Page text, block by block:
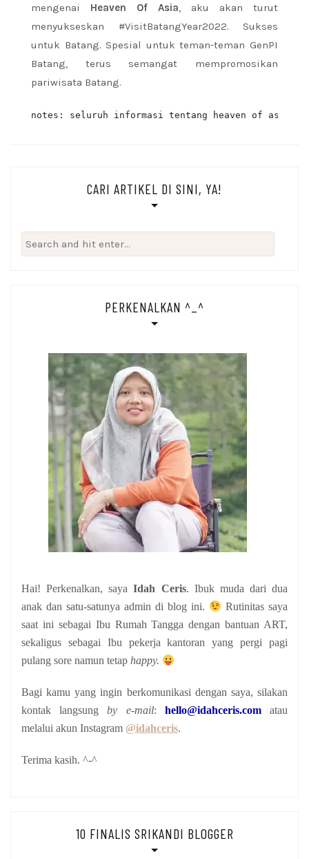
mengenai Heaven Of Asia , aku akan turut
menyukseskan #VisitBatangYear2022. Sukses
untuk Batang. Spesial untuk teman-teman GenPI
Batang, terus semangat mempromosikan
pariwisata Batang.
notes: seluruh informasi tentang heaven of asia
CARI ARTIKEL DI SINI, YA!
Search
for:
PERKENALKAN ^_^
Hai! Perkenalkan, sayaIdah Ceris. Ibuk muda dari dua
anak dan satu-satunya admin di blog ini.
Rutinitas saya
saat ini sebagai Ibu Rumah Tangga dengan bantuan ART,
sekaligus sebagai Ibu pekerja kantoran yang pergi pagi
pulang sore namun tetap happy.
Bagi kamu yang ingin berkomunikasi dengan saya, silakan
kontak langsungby e-mail: hello@idahceris.com
atau
melalui akun Instagram @idahceris.
Terima kasih. ^-^
10 FINALIS SRIKANDI BLOGGER